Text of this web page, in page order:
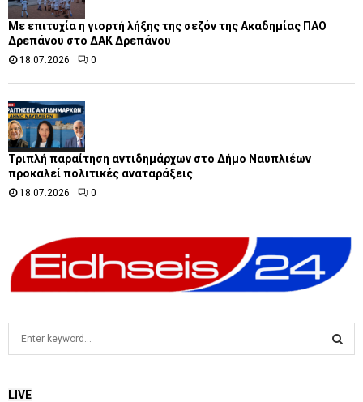
Με επιτυχία η γιορτή λήξης της σεζόν της Ακαδημίας ΠΑΟ
Δρεπάνου στο ΔΑΚ Δρεπάνου
18.07.2026 0
Τριπλή παραίτηση αντιδημάρχων στο Δήμο Ναυπλιέων
προκαλεί πολιτικές αναταράξεις
18.07.2026 0
cLIVE